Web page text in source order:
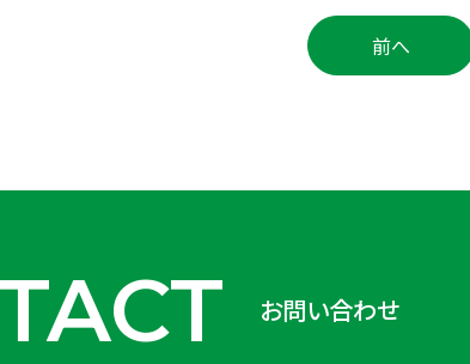
前へ
お問い合わせ